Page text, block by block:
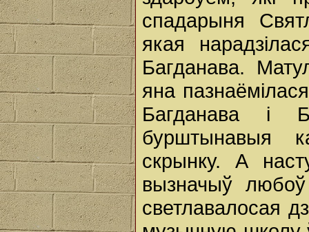
спадарыня
якая
Багданава.
яна
Багданава і
бурштынавыя
скрынку. А
вызначыў
светлавалосая